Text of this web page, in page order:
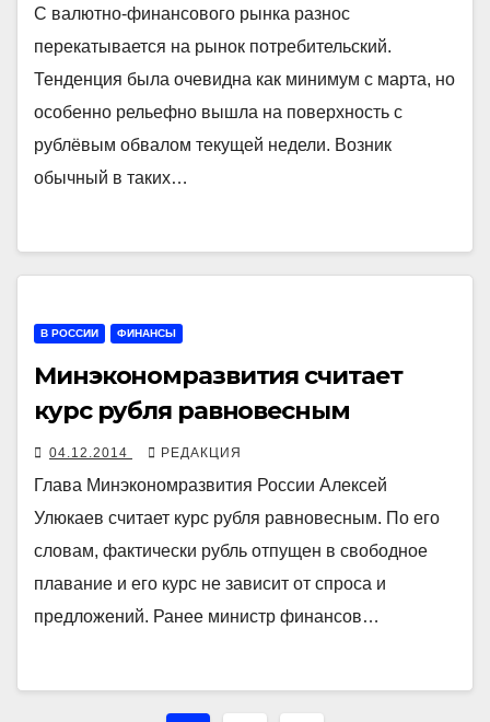
С валютно-финансового рынка разнос
перекатывается на рынок потребительский.
Тенденция была очевидна как минимум с марта, но
особенно рельефно вышла на поверхность с
рублёвым обвалом текущей недели. Возник
обычный в таких…
В РОССИИ ФИНАНСЫ
Минэкономразвития считает
курс рубля равновесным
04.12.2014 РЕДАКЦИЯ
Глава Минэкономразвития России Алексей
Улюкаев считает курс рубля равновесным. По его
словам, фактически рубль отпущен в свободное
плавание и его курс не зависит от спроса и
предложений. Ранее министр финансов…